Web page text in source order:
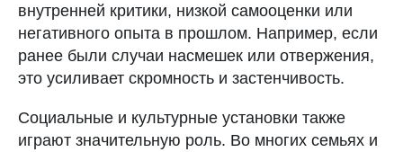
внутренней критики, низкой самооценки или
негативного опыта в прошлом. Например, если
ранее были случаи насмешек или отвержения,
это усиливает скромность и застенчивость.
Социальные и культурные установки также
играют значительную роль. Во многих семьях и